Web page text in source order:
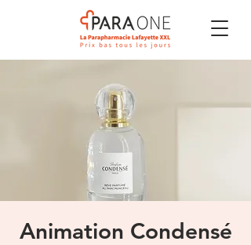
Animation Condensé